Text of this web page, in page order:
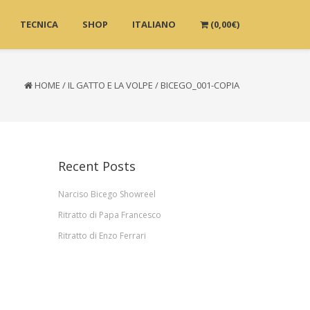
TECNICA SHOP ITALIANO (0,00€)
HOME / IL GATTO E LA VOLPE / BICEGO_001-COPIA
Recent Posts
Narciso Bicego Showreel
Ritratto di Papa Francesco
Ritratto di Enzo Ferrari